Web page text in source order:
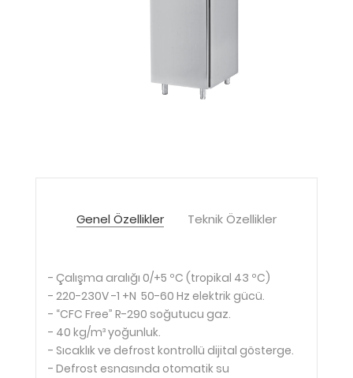
Genel Özellikler Teknik Özellikler
- Çalışma aralığı 0/+5 ºC (tropikal 43 ºC)
- 220-230V -1 +N 50-60 Hz elektrik gücü.
- “CFC Free” R-290 soğutucu gaz.
- 40 kg/m³ yoğunluk.
- Sıcaklık ve defrost kontrollü dijital gösterge.
- Defrost esnasında otomatik su